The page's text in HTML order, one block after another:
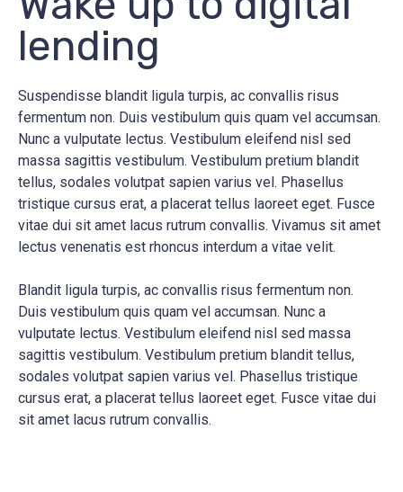
lending
Suspendisse blandit ligula turpis, ac convallis risus
fermentum non. Duis vestibulum quis quam vel accumsan.
Nunc a vulputate lectus. Vestibulum eleifend nisl sed
massa sagittis vestibulum. Vestibulum pretium blandit
tellus, sodales volutpat sapien varius vel. Phasellus
tristique cursus erat, a placerat tellus laoreet eget. Fusce
vitae dui sit amet lacus rutrum convallis. Vivamus sit amet
lectus venenatis est rhoncus interdum a vitae velit.
Blandit ligula turpis, ac convallis risus fermentum non.
Duis vestibulum quis quam vel accumsan. Nunc a
vulputate lectus. Vestibulum eleifend nisl sed massa
sagittis vestibulum. Vestibulum pretium blandit tellus,
sodales volutpat sapien varius vel. Phasellus tristique
cursus erat, a placerat tellus laoreet eget. Fusce vitae dui
sit amet lacus rutrum convallis.